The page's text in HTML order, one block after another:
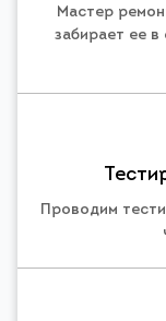
Мастер
забирает ее
Проводим